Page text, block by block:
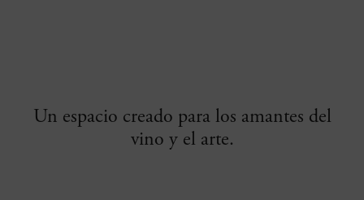
Un espacio creado para los amantes del
vino y el arte.